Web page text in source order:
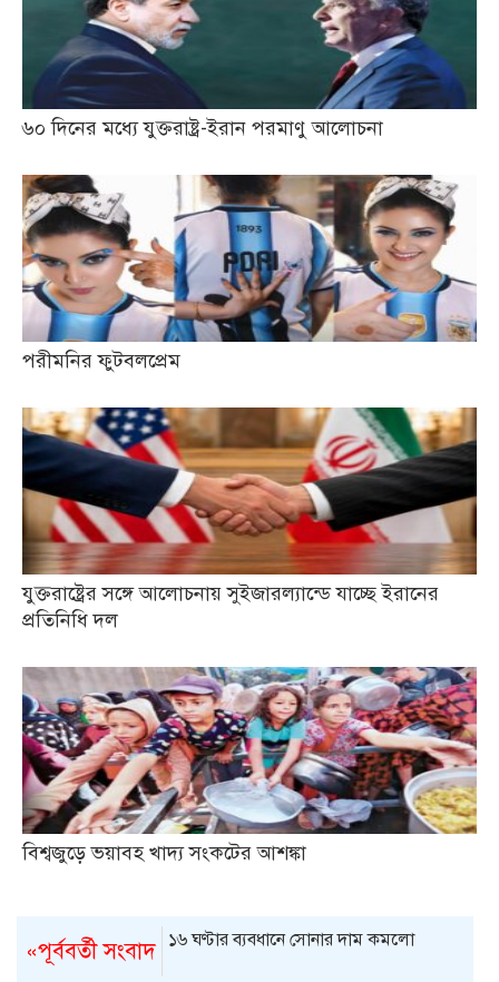
৬০ দিনের মধ্যে যুক্তরাষ্ট্র-ইরান পরমাণু আলোচনা
পরীমনির ফুটবলপ্রেম
যুক্তরাষ্ট্রের সঙ্গে আলোচনায় সুইজারল্যান্ডে যাচ্ছে ইরানের
প্রতিনিধি দল
বিশ্বজুড়ে ভয়াবহ খাদ্য সংকটের আশঙ্কা
«পূর্ববর্তী সংবাদ ১৬ ঘণ্টার ব্যবধানে সোনার দাম কমলো